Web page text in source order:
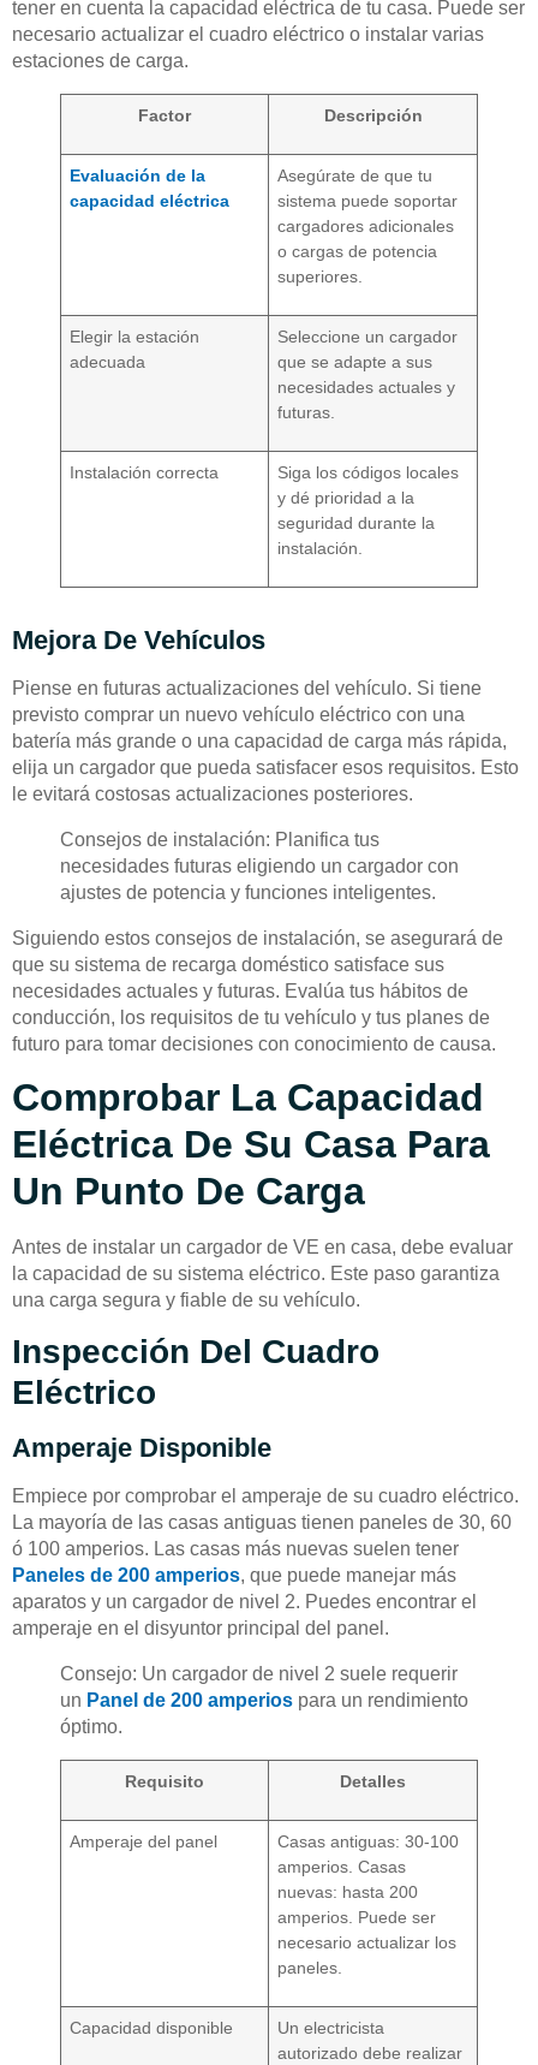
tener en cuenta la capacidad eléctrica de tu casa. Puede ser
necesario actualizar el cuadro eléctrico o instalar varias
estaciones de carga.
Factor Descripción
Evaluación de la
capacidad eléctrica
Asegúrate de que tu
sistema puede soportar
cargadores adicionales
o cargas de potencia
superiores.
Elegir la estación
adecuada
Seleccione un cargador
que se adapte a sus
necesidades actuales y
futuras.
Instalación correcta
Siga los códigos locales
y dé prioridad a la
seguridad durante la
instalación.
Mejora De Vehículos
Piense en futuras actualizaciones del vehículo. Si tiene
previsto comprar un nuevo vehículo eléctrico con una
batería más grande o una capacidad de carga más rápida,
elija un cargador que pueda satisfacer esos requisitos. Esto
le evitará costosas actualizaciones posteriores.
Consejos de instalación: Planifica tus
necesidades futuras eligiendo un cargador con
ajustes de potencia y funciones inteligentes.
Siguiendo estos consejos de instalación, se asegurará de
que su sistema de recarga doméstico satisface sus
necesidades actuales y futuras. Evalúa tus hábitos de
conducción, los requisitos de tu vehículo y tus planes de
futuro para tomar decisiones con conocimiento de causa.
Comprobar La Capacidad
Eléctrica De Su Casa Para
Un Punto De Carga
Antes de instalar un cargador de VE en casa, debe evaluar
la capacidad de su sistema eléctrico. Este paso garantiza
una carga segura y fiable de su vehículo.
Inspección Del Cuadro
Eléctrico
Amperaje Disponible
Empiece por comprobar el amperaje de su cuadro eléctrico.
La mayoría de las casas antiguas tienen paneles de 30, 60
ó 100 amperios. Las casas más nuevas suelen tener
Paneles de 200 amperios, que puede manejar más
aparatos y un cargador de nivel 2. Puedes encontrar el
amperaje en el disyuntor principal del panel.
Consejo: Un cargador de nivel 2 suele requerir
un Panel de 200 amperios para un rendimiento
óptimo.
Requisito Detalles
Amperaje del panel
Casas antiguas: 30-100
amperios. Casas
nuevas: hasta 200
amperios. Puede ser
necesario actualizar los
paneles.
Capacidad disponible
Un electricista
autorizado debe realizar